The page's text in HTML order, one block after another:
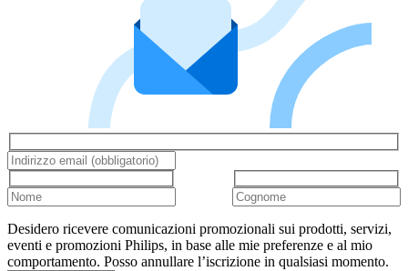
Desidero ricevere comunicazioni promozionali sui prodotti, servizi,
eventi e promozioni Philips, in base alle mie preferenze e al mio
comportamento. Posso annullare l’iscrizione in qualsiasi momento.